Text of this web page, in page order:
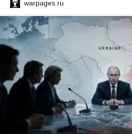
warpages.ru